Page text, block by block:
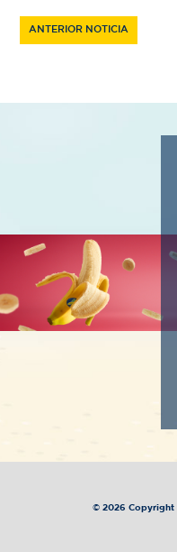
ANTERIOR NOTICIA
© 2026 Copyright